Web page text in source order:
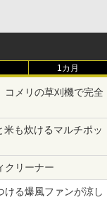
1カ月
コメリの草刈機で完全
も炊けるマルチポッ
クリーナー
ける爆風ファンが涼し